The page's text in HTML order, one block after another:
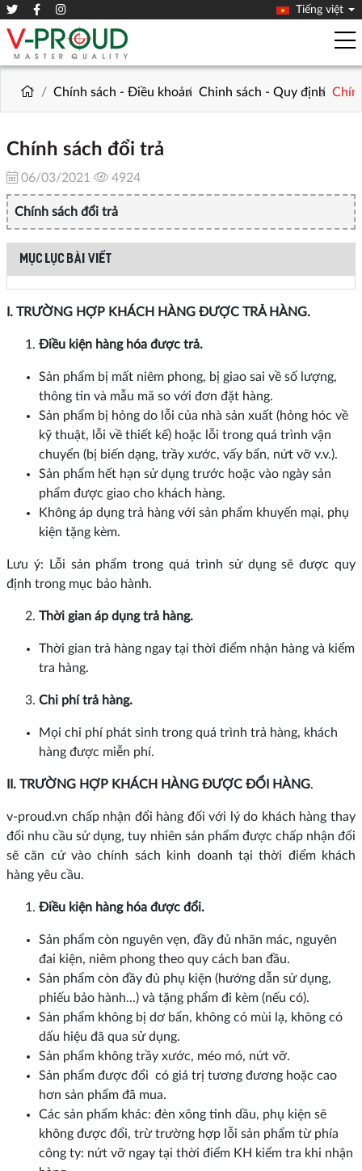
Tiếng việt
Chính sách - Điều khoản Chinh sách - Quy định
Chính sách đổi trả
06/03/2021 4924
Chính sách đổi trả
MỤC LỤC BÀI VIẾT
I. TRƯỜNG HỢP KHÁCH HÀNG ĐƯỢC TRẢ HÀNG.
Điều kiện hàng hóa được trả.
Sản phẩm bị mất niêm phong, bị giao sai về số lượng,
thông tin và mẫu mã so với đơn đặt hàng.
Sản phẩm bị hỏng do lỗi của nhà sản xuất (hỏng hóc về
kỹ thuật, lỗi về thiết kế) hoặc lỗi trong quá trình vận
chuyển (bị biến dạng, trầy xước, vấy bẩn, nứt vỡ v.v.).
Sản phẩm hết hạn sử dụng trước hoặc vào ngày sản
phẩm được giao cho khách hàng.
Không áp dụng trả hàng với sản phẩm khuyến mại, phụ
kiện tặng kèm.
Lưu ý: Lỗi sản phẩm trong quá trình sử dụng sẽ được quy
định trong mục bảo hành.
Thời gian áp dụng trả hàng.
Thời gian trả hàng ngay tại thời điểm nhận hàng và kiểm
tra hàng.
Chi phí trả hàng.
Mọi chi phí phát sinh trong quá trình trả hàng, khách
hàng được miễn phí.
II. TRƯỜNG HỢP KHÁCH HÀNG ĐƯỢC ĐỔI HÀNG.
v-proud.vn chấp nhận đổi hàng đối với lý do khách hàng thay
đổi nhu cầu sử dụng, tuy nhiên sản phẩm được chấp nhận đổi
sẽ căn cứ vào chính sách kinh doanh tại thời điểm khách
hàng yêu cầu.
Điều kiện hàng hóa được đổi.
Sản phẩm còn nguyên vẹn, đầy đủ nhãn mác, nguyên
đai kiện, niêm phong theo quy cách ban đầu.
Sản phẩm còn đầy đủ phụ kiện (hướng dẫn sử dụng,
phiếu bảo hành...) và tặng phẩm đi kèm (nếu có).
Sản phẩm không bị dơ bẩn, không có mùi lạ, không có
dấu hiệu đã qua sử dụng.
Sản phẩm không trầy xước, méo mó, nứt vỡ.
Sản phẩm được đổi có giá trị tương đương hoặc cao
hơn sản phẩm đã mua.
Các sản phẩm khác: đèn xông tinh dầu, phụ kiện sẽ
không được đổi, trừ trường hợp lỗi sản phẩm từ phía
công ty: nứt vỡ ngay tại thời điểm KH kiểm tra khi nhận